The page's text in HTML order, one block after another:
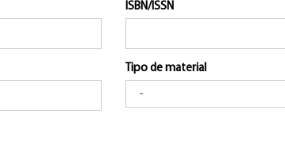
ISBN/ISSN
Tipo de material